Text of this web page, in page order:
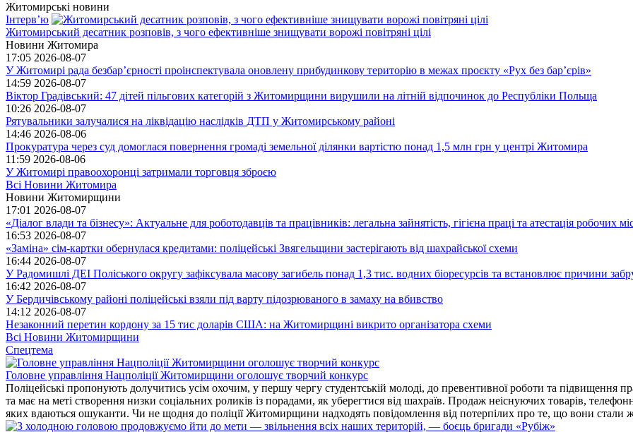
Житомирські новини
Інтерв’ю
Житомирський десатник розповів, з чого ефективніше знищувати ворожі повітряні цілі
Новини Житомира
17:05 2026-08-07
У Житомирі рада безбар’єрності проінспектувала оновлену прибудинкову територію в межах проєкту «Рух без бар’єрів»
14:59 2026-08-07
Віктор Градівський: 47 дітей пільгових категорій з Житомирщини вирушили на літній відпочинок до Республіки Польща
10:26 2026-08-07
Рятувальники залучалися на ліквідацію наслідків ДТП у Житомирському районі
14:46 2026-08-06
Прокуратура через суд домоглася повернення громаді земельної ділянки вартістю понад 1,5 млн грн у центрі Житомира
11:59 2026-08-06
У Житомирі правоохоронці затримали торговця зброєю
Всі Новини Житомира
Новини Житомирщини
17:01 2026-08-07
«Діалог влади та бізнесу»: Актуальне для роботодавців та працівників: легальна зайнятість, гігієна праці та атестація робочих
16:53 2026-08-07
«Заміна» сім-картки обернулася кредитами: поліцейські Звягельщини застерігають від шахрайської схеми
16:44 2026-08-07
У Радомишлі ДЕІ Поліського округу зафіксувала масову загибель понад 1,3 тис. водних біоресурсів та встановлює причини
16:42 2026-08-07
У Бердичівському районі поліцейські взяли під варту підозрюваного в замаху на вбивство
14:12 2026-08-07
Незаконний перетин кордону за 15 тис доларів США: на Житомирщині викрито організатора схеми
Всі Новини Житомирщини
Спецтема
Головне управління Нацполіції Житомирщини оголошує творчий конкурс
Поліцейські пропонують долучитись усім охочим, у першу чергу студентській молоді, до превентивної роботи та підвищення
та має на меті створення низки соціальних роликів із порадами, як уберегтися від шахраїв. Продаж неіснуючих товарів,
яких вдаються ошуканти. Чи не щодня до поліції Житомирщини надходять повідомлення від потерпілих про те, що вони стали